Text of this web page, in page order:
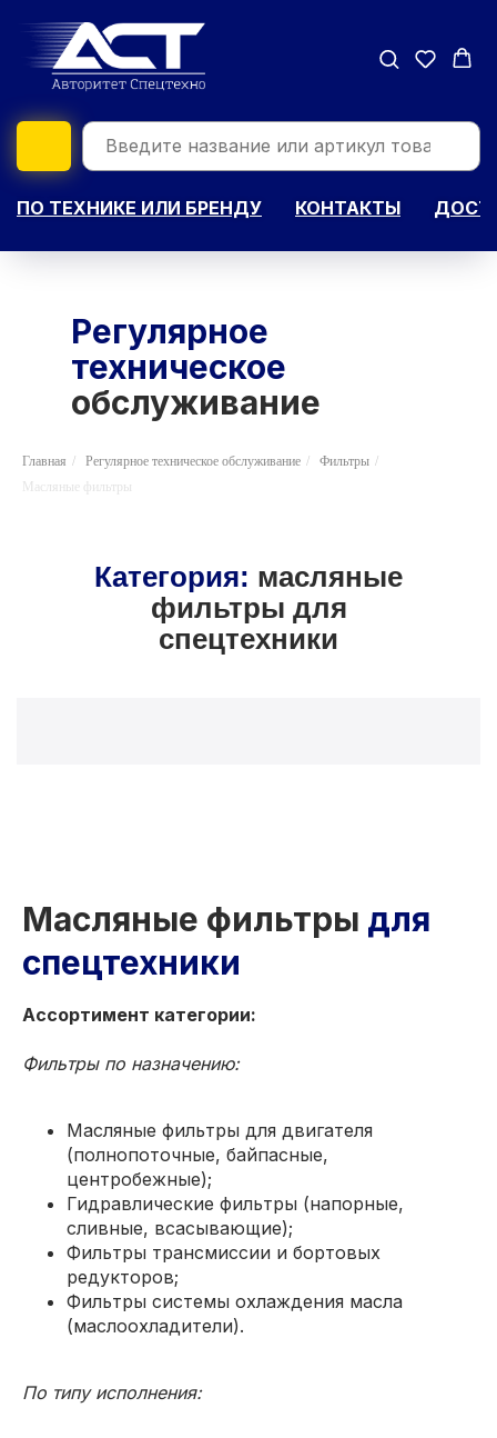
ПО ТЕХНИКЕ ИЛИ БРЕНДУ КОНТАКТЫ
Регулярное
техническое
обслуживание
Главная / Регулярное техническое обслуживание / Фильтры /
Масляные фильтры
Категория: масляные
фильтры для
спецтехники
Масляные фильтры для
спецтехники
Ассортимент категории:
Фильтры по назначению:
Масляные фильтры для двигателя
(полнопоточные, байпасные,
центробежные);
Гидравлические фильтры (напорные,
сливные, всасывающие);
Фильтры трансмиссии и бортовых
редукторов;
Фильтры системы охлаждения масла
(маслоохладители).
По типу исполнения: